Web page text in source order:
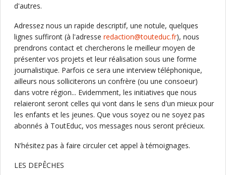
d'autres.
Adressez nous un rapide descriptif, une notule, quelques
lignes suffiront (à l'adresse redaction@touteduc.fr), nous
prendrons contact et chercherons le meilleur moyen de
présenter vos projets et leur réalisation sous une forme
journalistique. Parfois ce sera une interview téléphonique,
ailleurs nous solliciterons un confrère (ou une consoeur)
dans votre région... Evidemment, les initiatives que nous
relaieront seront celles qui vont dans le sens d'un mieux pour
les enfants et les jeunes. Que vous soyez ou ne soyez pas
abonnés à ToutEduc, vos messages nous seront précieux.
N'hésitez pas à faire circuler cet appel à témoignages.
LES DEPÊCHES